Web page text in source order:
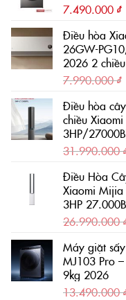
7.490.000 ₫
Điều hòa
26GW-
2026 2 chiều
7.990.000₫
Điều hòa
chiều
3HP/
31.990.000
Điều Hòa
Xiaomi Mijia
3HP
26.990.000
Máy giặt
MJ103 Pro
9kg 2026
13.490.000